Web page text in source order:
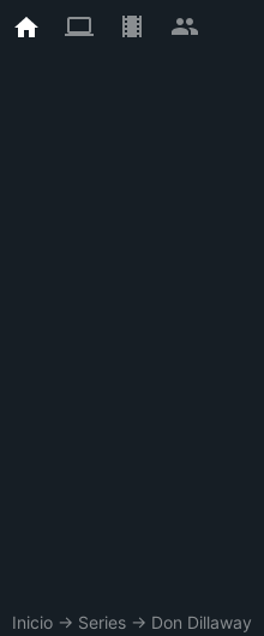
Inicio → Series → Don Dillaway